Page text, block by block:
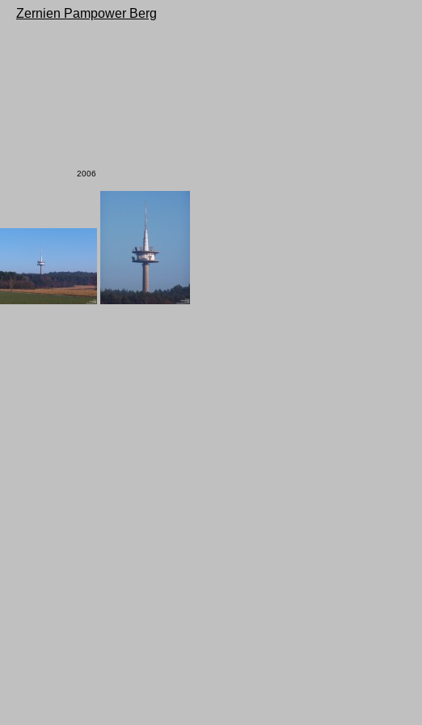
Zernien Pampower Berg
2006